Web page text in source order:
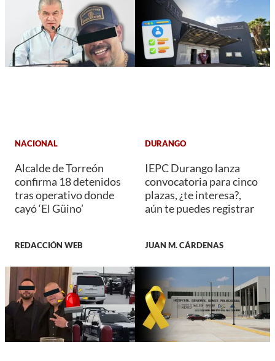
NACIONAL
Alcalde de Torreón
confirma 18 detenidos
tras operativo donde
cayó ‘El Güino’
REDACCIÓN WEB
DURANGO
IEPC Durango lanza
convocatoria para cinco
plazas, ¿te interesa?,
aún te puedes registrar
JUAN M. CÁRDENAS